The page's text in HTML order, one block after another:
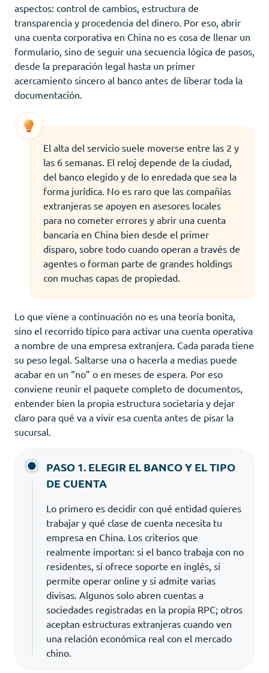
aspectos: control de cambios, estructura de
transparencia y procedencia del dinero. Por eso, abrir
una cuenta corporativa en China no es cosa de llenar un
formulario, sino de seguir una secuencia lógica de pasos,
desde la preparación legal hasta un primer
acercamiento sincero al banco antes de liberar toda la
documentación.
El alta del servicio suele moverse entre las 2 y
las 6 semanas. El reloj depende de la ciudad,
del banco elegido y de lo enredada que sea la
forma jurídica. No es raro que las compañías
extranjeras se apoyen en asesores locales
para no cometer errores y abrir una cuenta
bancaria en China bien desde el primer
disparo, sobre todo cuando operan a través de
agentes o forman parte de grandes holdings
con muchas capas de propiedad.
Lo que viene a continuación no es una teoría bonita,
sino el recorrido típico para activar una cuenta operativa
a nombre de una empresa extranjera. Cada parada tiene
su peso legal. Saltarse una o hacerla a medias puede
acabar en un “no” o en meses de espera. Por eso
conviene reunir el paquete completo de documentos,
entender bien la propia estructura societaria y dejar
claro para qué va a vivir esa cuenta antes de pisar la
sucursal.
PASO 1. ELEGIR EL BANCO Y EL TIPO
DE CUENTA
Lo primero es decidir con qué entidad quieres
trabajar y qué clase de cuenta necesita tu
empresa en China. Los criterios que
realmente importan: si el banco trabaja con no
residentes, si ofrece soporte en inglés, si
permite operar online y si admite varias
divisas. Algunos solo abren cuentas a
sociedades registradas en la propia RPC; otros
aceptan estructuras extranjeras cuando ven
una relación económica real con el mercado
chino.